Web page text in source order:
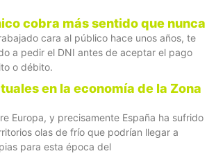
cobra más sentido que nunca
cara al público hace unos años, te
a pedir el DNI antes de aceptar el pago
o débito.
en la economía de la Zona
Europa, y precisamente España ha sufrido
olas de frío que podrían llegar a
para esta época del